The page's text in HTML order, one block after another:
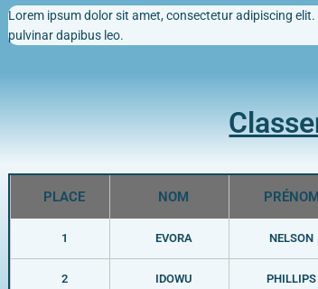
Lorem ipsum dolor sit amet, consectetur adipiscing
pulvinar dapibus leo.
PLACE NOM PRÉNOM
1 EVORA NELSON
2 IDOWU PHILLIPS